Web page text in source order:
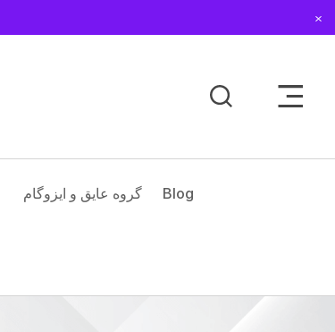
Dismiss
Toggle Sidebar
Blog گروه عایق و ایزوگام